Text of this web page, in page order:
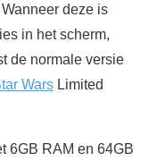
Wanneer deze is
in het scherm,
de normale versie
Wars Limited
6GB RAM en 64GB